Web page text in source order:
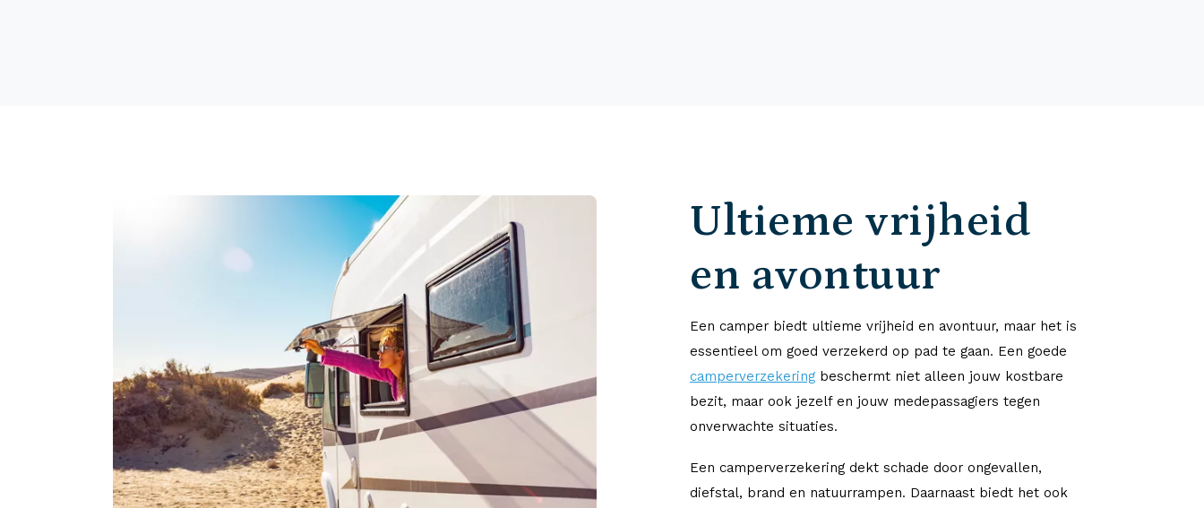
Ultieme vrijheid
en avontuur
Een camper biedt ultieme vrijheid en avontuur, maar het is
essentieel om goed verzekerd op pad te gaan. Een goede
camperverzekeringbeschermt niet alleen jouw kostbare
bezit, maar ook jezelf en jouw medepassagiers tegen
onverwachte situaties.
Een camperverzekering dekt schade door ongevallen,
diefstal, brand en natuurrampen. Daarnaast biedt het ook